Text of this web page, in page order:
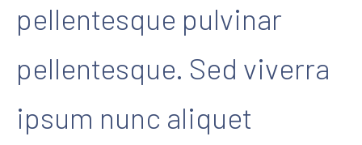
pellentesque pulvinar
pellentesque. Sed viverra
ipsum nunc aliquet